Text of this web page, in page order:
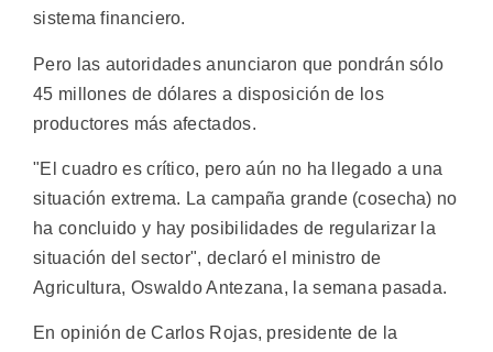
sistema financiero.
Pero las autoridades anunciaron que pondrán sólo
45 millones de dólares a disposición de los
productores más afectados.
"El cuadro es crítico, pero aún no ha llegado a una
situación extrema. La campaña grande (cosecha) no
ha concluido y hay posibilidades de regularizar la
situación del sector", declaró el ministro de
Agricultura, Oswaldo Antezana, la semana pasada.
En opinión de Carlos Rojas, presidente de la